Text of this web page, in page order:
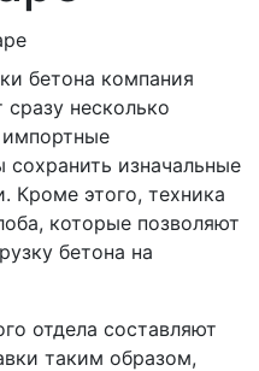
бетона компания
несколько
импортные
изначальные
Кроме этого, техника
которые позволяют
бетона на
отдела составляют
таким образом,